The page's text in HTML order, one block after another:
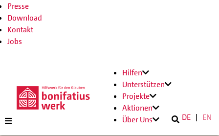
Presse
Download
Kontakt
Jobs
Hilfen
Unterstützen
Projekte
Aktionen
Über Uns
DE EN